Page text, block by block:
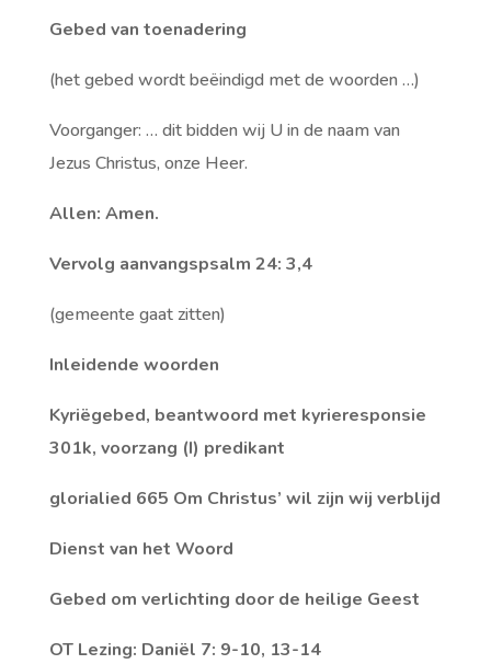
Gebed van toenadering
(het gebed wordt beëindigd met de woorden …)
Voorganger: … dit bidden wij U in de naam van
Jezus Christus, onze Heer.
Allen: Amen.
Vervolg aanvangspsalm 24: 3,4
(gemeente gaat zitten)
Inleidende woorden
Kyriëgebed, beantwoord met kyrieresponsie
301k, voorzang (I) predikant
glorialied 665 Om Christus’ wil zijn wij verblijd
Dienst van het Woord
Gebed om verlichting door de heilige Geest
OT Lezing: Daniël 7: 9-10, 13-14